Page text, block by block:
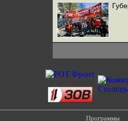
Программы